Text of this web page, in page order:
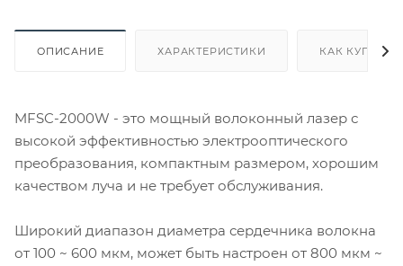
ОПИСАНИЕ ХАРАКТЕРИСТИКИ КАК КУПИТЬ
MFSC-2000W - это мощный волоконный лазер с
высокой эффективностью электрооптического
преобразования, компактным размером, хорошим
качеством луча и не требует обслуживания.
Широкий диапазон диаметра сердечника волокна
от 100 ~ 600 мкм, может быть настроен от 800 мкм ~